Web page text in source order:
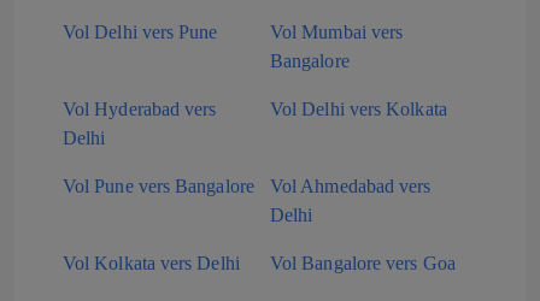
Vol Delhi vers Pune
Vol Mumbai vers
Bangalore
Vol Hyderabad vers
Delhi
Vol Delhi vers Kolkata
Vol Pune vers Bangalore
Vol Ahmedabad vers
Delhi
Vol Kolkata vers Delhi Vol Bangalore vers Goa